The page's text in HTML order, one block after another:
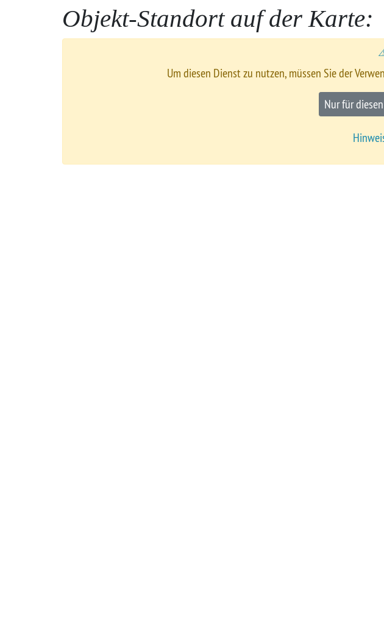
Objekt-Standort auf der Karte:
Um diesen Dienst zu nutzen, müssen Sie der
Nur für